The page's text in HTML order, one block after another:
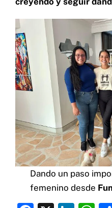
Dando un paso
femenino desde